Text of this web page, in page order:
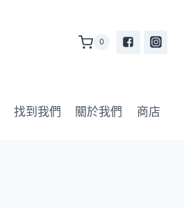
0
找到我們 關於我們 商店